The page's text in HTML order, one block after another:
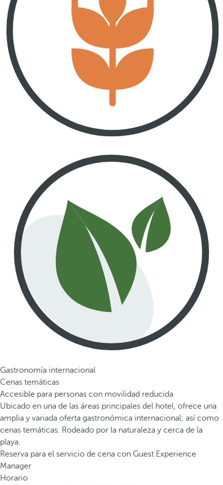
Gastronomía internacional
Cenas temáticas
Accesible para personas con movilidad reducida
Ubicado en una de las áreas principales del hotel, ofrece una
amplia y variada oferta gastronómica internacional; así como
cenas temáticas. Rodeado por la naturaleza y cerca de la
playa.
Reserva para el servicio de cena con Guest Experience
Manager
Horario